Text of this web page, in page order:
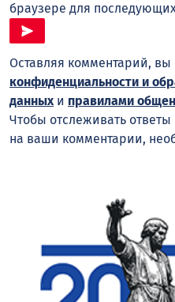
браузере для
Оставляя комментарий, вы
конфиденциальности и
данныхи правилами
Чтобы отслеживать
на ваши комментарии,